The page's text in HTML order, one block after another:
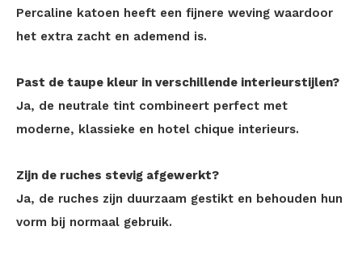
Percaline katoen heeft een fijnere weving waardoor
het extra zacht en ademend is.
Past de taupe kleur in verschillende interieurstijlen?
Ja, de neutrale tint combineert perfect met
moderne, klassieke en hotel chique interieurs.
Zijn de ruches stevig afgewerkt?
Ja, de ruches zijn duurzaam gestikt en behouden hun
vorm bij normaal gebruik.